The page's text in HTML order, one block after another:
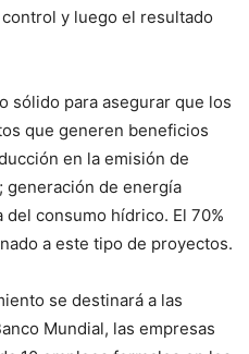
y luego el resultado
sólido para asegurar que los
que generen beneficios
en la emisión de
generación de energía
consumo hídrico. El 70%
a este tipo de proyectos.
se destinará a las
Mundial, las empresas